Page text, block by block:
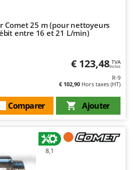
Comet 25 m (pour nettoyeurs
entre 16 et 21 L/min)
€ 123,48 TVA
Inclus
R-9
€ 102,90 Hors taxes (HT)
Ajouter
Comparer
8,1